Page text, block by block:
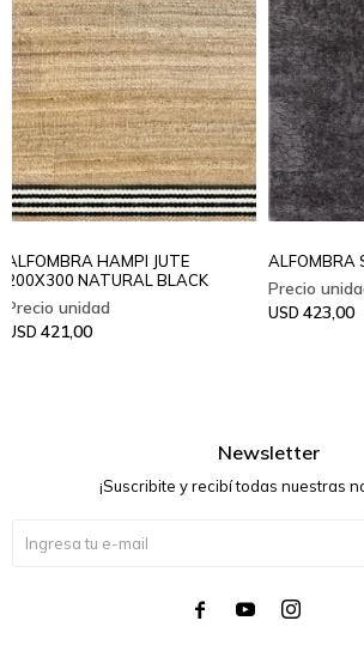
ALFOMBRA HAMPI JUTE
200X300 NATURAL BLACK
USD 421,00
ALFOMBRA
USD 423,00
Newsletter
¡Suscribite y recibí todas nuestras
  